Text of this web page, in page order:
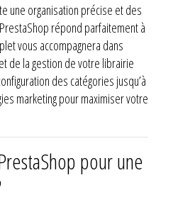
une organisation précise et des
répond parfaitement à
vous accompagnera dans
de la gestion de votre librairie
des catégories jusqu’à
marketing pour maximiser votre
pour une